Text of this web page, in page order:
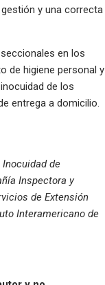
y una correcta
en los
de higiene personal y
de los
entrega a domicilio.
de
Inspectora y
de Extensión
Interamericano de